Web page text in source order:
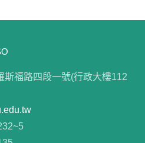
斯福路四段一號(行政大樓112